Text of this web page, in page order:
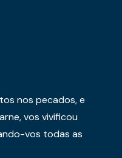
nos pecados, e
vos vivificou
vos todas as